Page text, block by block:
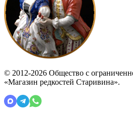
© 2012-2026 Общество с
«Магазин редкостей Старивина».